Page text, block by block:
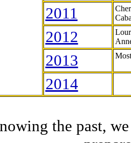
2011
2012
2013
2014
the past,